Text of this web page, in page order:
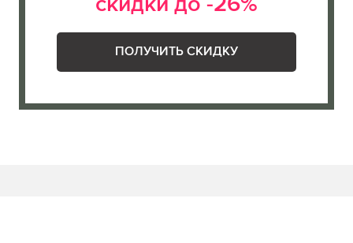
скидки до -26%
ПОЛУЧИТЬ СКИДКУ